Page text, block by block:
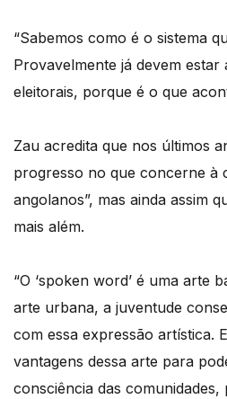
“Sabemos como é o sistema
Provavelmente já devem
eleitorais, porque é o que
Zau acredita que nos últimos
progresso no que concerne à
angolanos”, mas ainda assim
mais além.
“O ‘spoken word’ é uma arte
arte urbana, a juventude
com essa expressão artística.
vantagens dessa arte para
consciência das comunidades,